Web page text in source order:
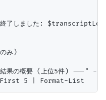
了しました:
み)
果の概要 (上位5件) ---" -